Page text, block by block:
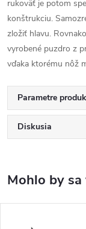
rukoväť je potom
konštrukciu.
zložiť hlavu.
vyrobené puzdro z
vďaka ktorému nôž
Parametre
Diskusia